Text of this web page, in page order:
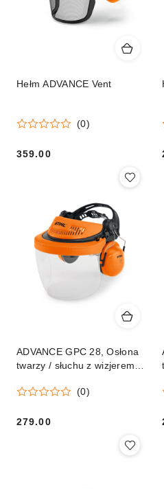
Hełm ADVANCE Vent
(0)
359.00
ADVANCE GPC 28, Osłona
twarzy / słuchu z wizjerem z
(0)
Cena:
279.00